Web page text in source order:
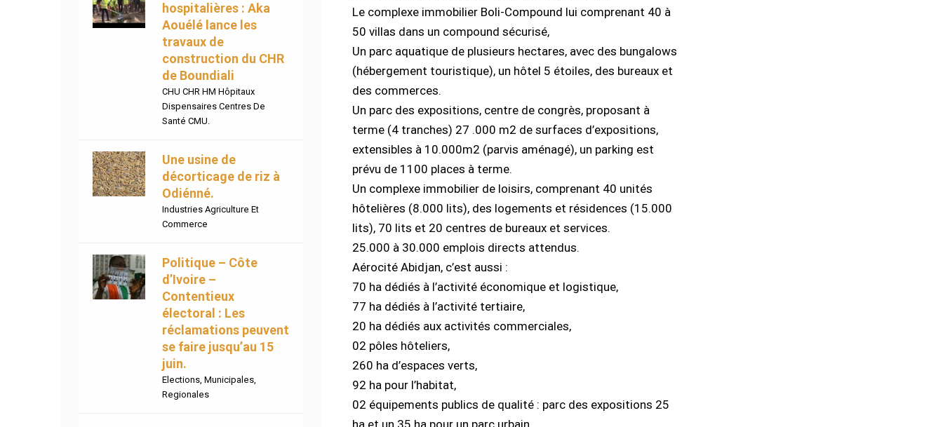
hospitalières : Aka
Aouélé lance les
travaux de
construction du CHR
de Boundiali
CHU CHR HM Hôpitaux
Dispensaires Centres De
Santé CMU.
Une usine de
décorticage de riz à
Odiénné.
Industries Agriculture Et
Commerce
Politique – Côte
d’Ivoire –
Contentieux
électoral : Les
réclamations peuvent
se faire jusqu’au 15
juin.
Elections, Municipales,
Regionales
Le complexe immobilier Boli-Compound lui comprenant 40 à
50 villas dans un compound sécurisé,
Un parc aquatique de plusieurs hectares, avec des bungalows
(hébergement touristique), un hôtel 5 étoiles, des bureaux et
des commerces.
Un parc des expositions, centre de congrès, proposant à
terme (4 tranches) 27 .000 m2 de surfaces d’expositions,
extensibles à 10.000m2 (parvis aménagé), un parking est
prévu de 1100 places à terme.
Un complexe immobilier de loisirs, comprenant 40 unités
hôtelières (8.000 lits), des logements et résidences (15.000
lits), 70 lits et 20 centres de bureaux et services.
25.000 à 30.000 emplois directs attendus.
Aérocité Abidjan, c’est aussi :
70 ha dédiés à l’activité économique et logistique,
77 ha dédiés à l’activité tertiaire,
20 ha dédiés aux activités commerciales,
02 pôles hôteliers,
260 ha d’espaces verts,
92 ha pour l’habitat,
02 équipements publics de qualité : parc des expositions 25
ha et un 35 ha pour un parc urbain.